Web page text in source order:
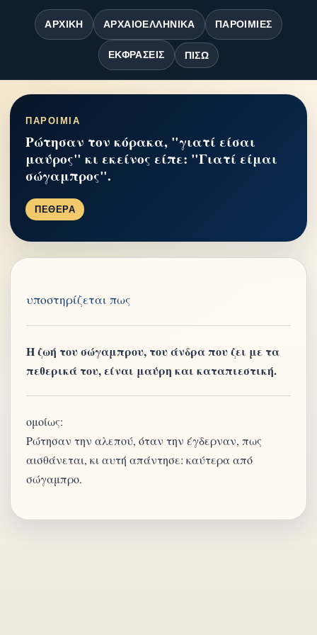
ΑΡΧΙΚΉ ΑΡΧΑΙΟΕΛΛΗΝΙΚΆ ΠΑΡΟΙΜΊΕΣ
ΕΚΦΡΆΣΕΙΣ ΠΊΣΩ
ΠΑΡΟΙΜΙΑ
Ρώτησαν τον κόρακα, "γιατί είσαι
μαύρος" κι εκείνος είπε: "Γιατί είμαι
σώγαμπρος".
ΠΕΘΕΡΑ
υποστηρίζεται πως
Η ζωή του σώγαμπρου, του άνδρα που ζει με τα
πεθερικά του, είναι μαύρη και καταπιεστική.
ομοίως:
Ρώτησαν την αλεπού, όταν την έγδερναν, πως
αισθάνεται, κι αυτή απάντησε: καύτερα από
σώγαμπρο.